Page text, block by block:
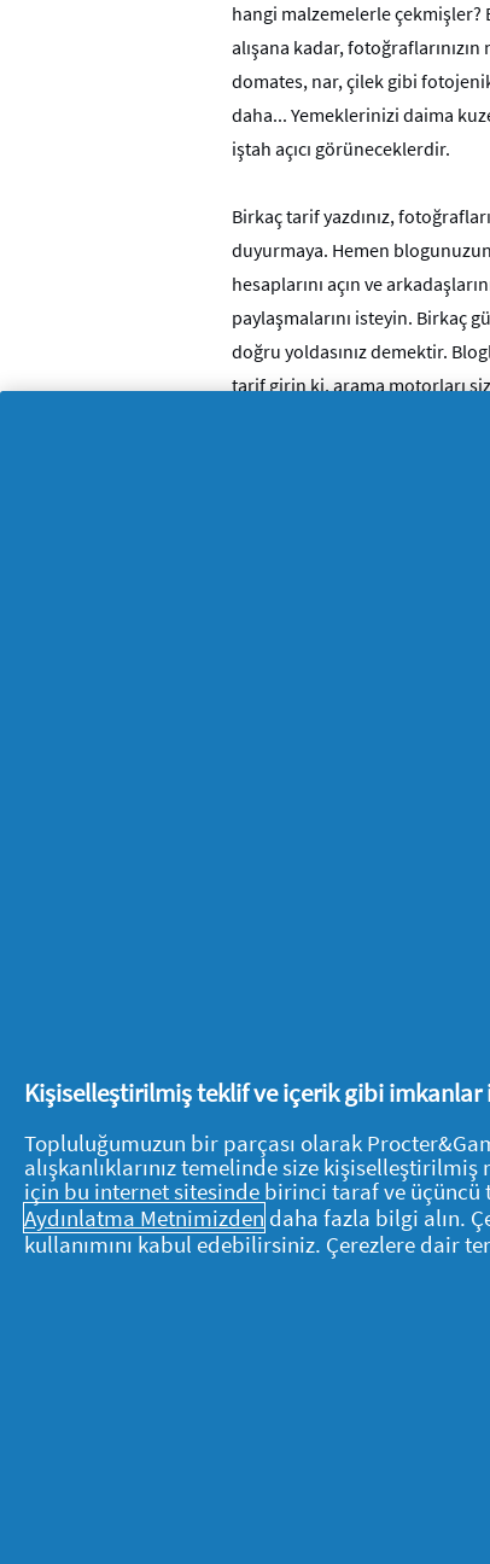
hangi malzemelerle çekmişler?
alışana kadar,
domates, nar, çilek gibi
daha... Yemeklerinizi daima
iştah açıcı görüneceklerdir.
Birkaç tarif yazdınız,
duyurmaya. Hemen
hesaplarını açın ve
paylaşmalarını isteyin. Birkaç
doğru yoldasınız demektir.
tarif girin ki, arama motorları
ürününüzden örnekler götürün.
Peki bu sunumda
Ürününüzün yapımında
Kişiselleştirilmiş teklif ve içerik gibi
Topluluğumuzun bir parçası olarak
alışkanlıklarınız temelinde size
için bu internet sitesinde birinci taraf ve üçüncü
Aydınlatma Metnimizden daha fazla bilgi alın.
kullanımını kabul edebilirsiniz. Çerezlere dair